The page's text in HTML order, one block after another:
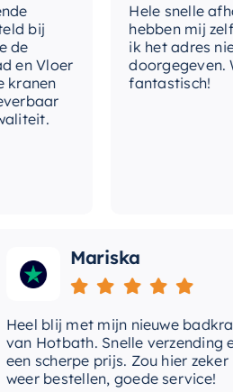
upgrade. So, give
our top-tier thermostatic
Vloer
Hele snelle
hebben mij zelfs
ik het adres niet
doorgegeven.
fantastisch!
Mariska
blij met mijn nieuwe badkraan
Hotbath. Snelle verzending en
scherpe prijs. Zou hier zeker
bestellen, goede service!